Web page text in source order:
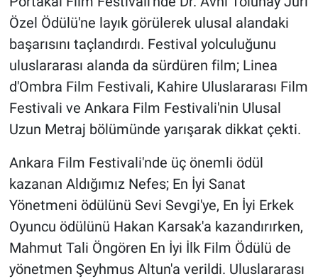
Özel Ödülü'ne layık görülerek ulusal alandaki
başarısını taçlandırdı. Festival yolculuğunu
uluslararası alanda da sürdüren film; Linea
d'Ombra Film Festivali, Kahire Uluslararası Film
Festivali ve Ankara Film Festivali'nin Ulusal
Uzun Metraj bölümünde yarışarak dikkat çekti.
Ankara Film Festivali'nde üç önemli ödül
kazanan Aldığımız Nefes; En İyi Sanat
Yönetmeni ödülünü Sevi Sevgi'ye, En İyi Erkek
Oyuncu ödülünü Hakan Karsak'a kazandırırken,
Mahmut Tali Öngören En İyi İlk Film Ödülü de
yönetmen Şeyhmus Altun'a verildi. Uluslararası